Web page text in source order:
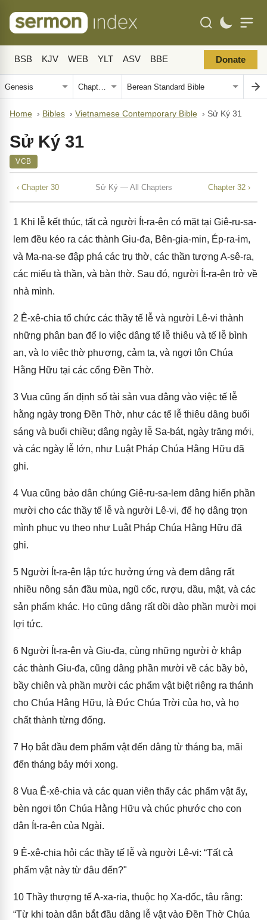
BSB KJV WEB YLT ASV BBE Donate
Home › Bibles › Vietnamese Contemporary Bible › Sử Ký 31
Sử Ký 31
VCB
‹ Chapter 30 Sử Ký — All Chapters Chapter 32 ›
1 Khi lễ kết thúc, tất cả người Ít-ra-ên có mặt tại Giê-ru-sa-
lem đều kéo ra các thành Giu-đa, Bên-gia-min, Ép-ra-im,
và Ma-na-se đập phá các trụ thờ, các thần tượng A-sê-ra,
các miếu tà thần, và bàn thờ. Sau đó, người Ít-ra-ên trở về
nhà mình.
2 Ê-xê-chia tổ chức các thầy tế lễ và người Lê-vi thành
những phân ban để lo việc dâng tế lễ thiêu và tế lễ bình
an, và lo việc thờ phượng, cảm tạ, và ngợi tôn Chúa
Hằng Hữu tại các cổng Đền Thờ.
3 Vua cũng ấn định số tài sản vua dâng vào việc tế lễ
hằng ngày trong Đền Thờ, như các tế lễ thiêu dâng buổi
sáng và buổi chiều; dâng ngày lễ Sa-bát, ngày trăng mới,
và các ngày lễ lớn, như Luật Pháp Chúa Hằng Hữu đã
ghi.
4 Vua cũng bảo dân chúng Giê-ru-sa-lem dâng hiến phần
mười cho các thầy tế lễ và người Lê-vi, để họ dâng trọn
mình phục vụ theo như Luật Pháp Chúa Hằng Hữu đã
ghi.
5 Người Ít-ra-ên lập tức hưởng ứng và đem dâng rất
nhiều nông sản đầu mùa, ngũ cốc, rượu, dầu, mật, và các
sản phẩm khác. Họ cũng dâng rất dồi dào phần mười mọi
lợi tức.
6 Người Ít-ra-ên và Giu-đa, cùng những người ở khắp
các thành Giu-đa, cũng dâng phần mười về các bầy bò,
bầy chiên và phần mười các phẩm vật biệt riêng ra thánh
cho Chúa Hằng Hữu, là Đức Chúa Trời của họ, và họ
chất thành từng đống.
7 Họ bắt đầu đem phẩm vật đến dâng từ tháng ba, mãi
đến tháng bảy mới xong.
8 Vua Ê-xê-chia và các quan viên thấy các phẩm vật ấy,
bèn ngợi tôn Chúa Hằng Hữu và chúc phước cho con
dân Ít-ra-ên của Ngài.
9 Ê-xê-chia hỏi các thầy tế lễ và người Lê-vi: “Tất cả
phẩm vật này từ đâu đến?"
10 Thầy thượng tế A-xa-ria, thuộc họ Xa-đốc, tâu rằng:
“Từ khi toàn dân bắt đầu dâng lễ vật vào Đền Thờ Chúa